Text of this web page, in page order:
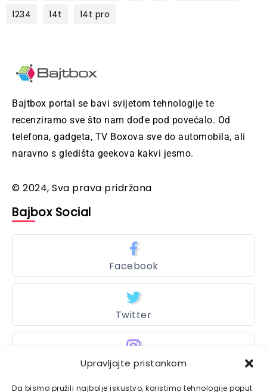
Upravljajte pristankom
Da bismo pružili najbolje iskustvo, koristimo tehnologije poput
1234
14t 14t pro
Bajtbox portal se bavi svijetom tehnologije te
recenziramo sve što nam dođe pod povećalo. Od
telefona, gadgeta, TV Boxova sve do automobila, ali
naravno s gledišta geekova kakvi jesmo.
© 2024, Sva prava pridržana
Bajbox Social
Facebook
Twitter
Instagram